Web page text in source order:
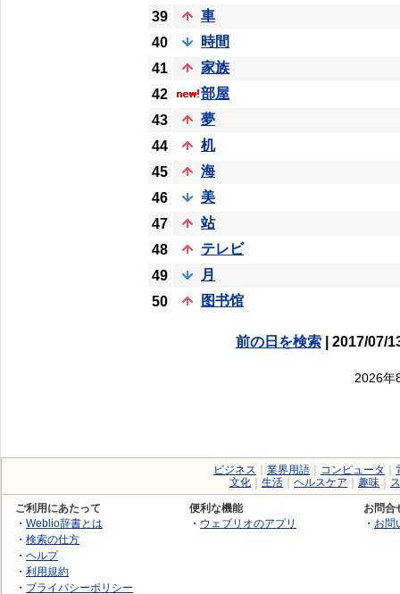
39
車
40
時間
41
家族
42
部屋
43
夢
44
机
45
海
46
美
47
站
48
テレビ
49
月
50
图书馆
前の日を検索| 2017/07/
2026年
ビジネス 業界用語 コンピュータ
文化
生活 ヘルスケア 趣味
ご利用にあたって
・ Weblio辞書とは
・ 検索の仕方
・ ヘルプ
・ 利用規約
・ プライバシーポリシー
便利な機能
・ ウェブリオのアプリ
お問合
・ お問